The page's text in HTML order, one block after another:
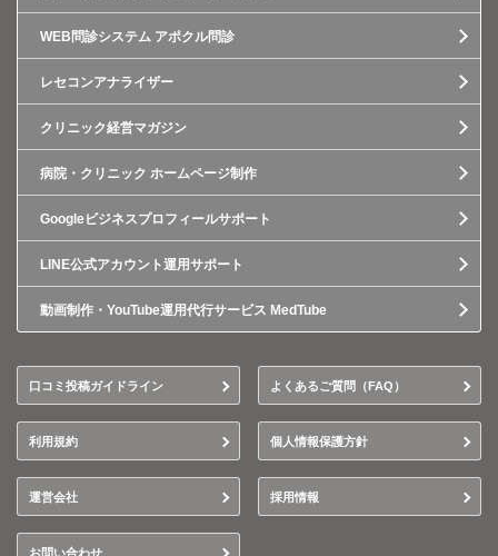
WEB問診システム アポクル問診
レセコンアナライザー
クリニック経営マガジン
病院・クリニック ホームページ制作
Googleビジネスプロフィールサポート
LINE公式アカウント運用サポート
動画制作・YouTube運用代行サービス MedTube
口コミ投稿ガイドライン よくあるご質問（FAQ）
利用規約 個人情報保護方針
運営会社 採用情報
お問い合わせ